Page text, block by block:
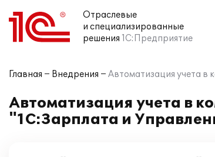
Отраслевые
и специализированные
решения 1С:Предприятие
Главная Внедрения Автоматизация учета
Автоматизация учета в
"1С:Зарплата и